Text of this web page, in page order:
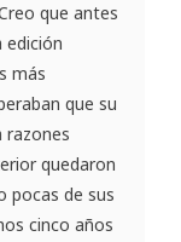
que antes
edición
más
que su
razones
quedaron
pocas de sus
cinco años